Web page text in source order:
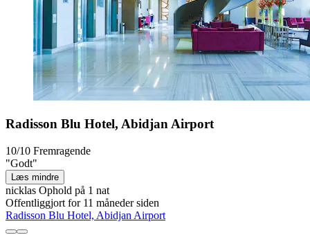
Radisson Blu Hotel, Abidjan Airport
10/10 Fremragende
"Godt"
Læs mindre
nicklas Ophold på 1 nat
Offentliggjort for 11 måneder siden
Radisson Blu Hotel, Abidjan Airport